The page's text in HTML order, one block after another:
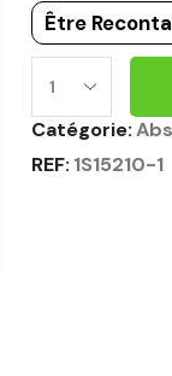
Être
Catégorie:
REF: 1S15210-1